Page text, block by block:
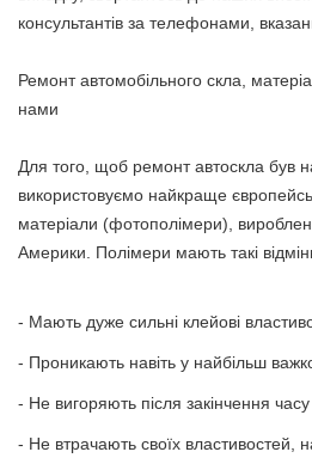
консультантів за телефонами,
Ремонт автомобільного скла,
нами
Для того, щоб ремонт автоскла був
використовуємо найкраще
матеріали (фотополімери),
Америки. Полімери мають такі
- Мають дуже сильні клейові
- Проникають навіть у найбільш
- Не вигоряють після закінчення
- Не втрачають своїх властивостей,